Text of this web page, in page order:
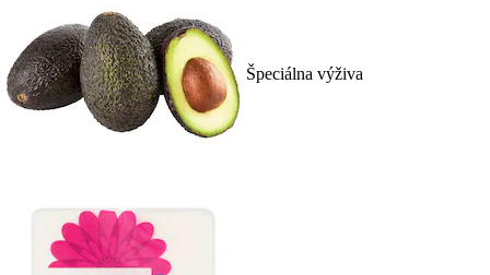
Špeciálna výživa